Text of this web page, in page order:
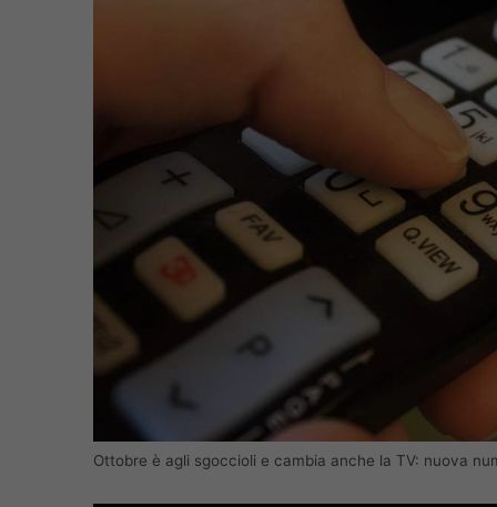
Ottobre è agli sgoccioli e cambia anche la TV: nuova